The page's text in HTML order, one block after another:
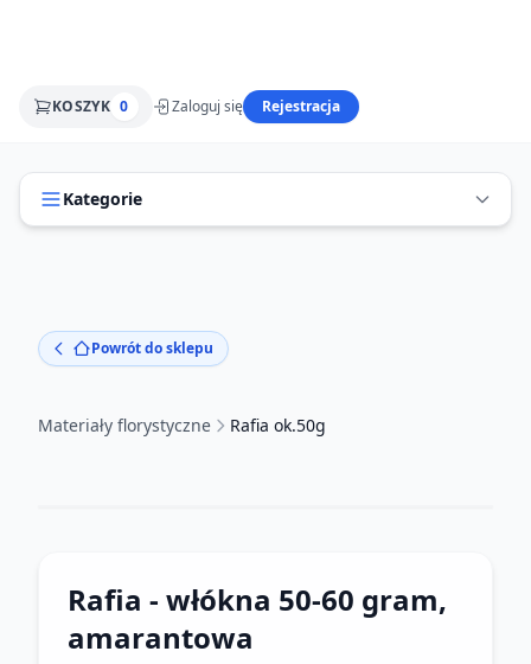
KOSZYK 0 Zaloguj się Rejestracja
Kategorie
Powrót do sklepu
Materiały florystyczne Rafia ok.50g
Rafia - włókna 50-60 gram,
amarantowa